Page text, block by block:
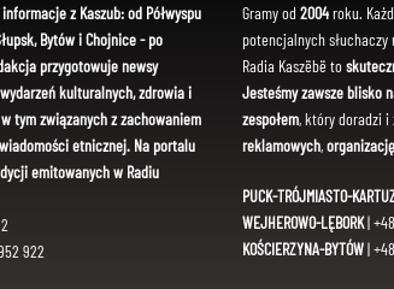
z Kaszub: od Półwyspu
Bytów i Chojnice - po
przygotowuje newsy
kulturalnych, zdrowia i
tym związanych z zachowaniem
etnicznej. Na portalu
emitowanych w Radiu
922
Gramy od 2004roku.
potencjalnych słuchaczy
Radia Kaszëbë to
Jesteśmy zawsze blisko
zespołem, który doradzi i
reklamowych,
PUCK-TRÓJMIASTO-
WEJHEROWO-LĘBORK|
KOŚCIERZYNA-BYTÓW|